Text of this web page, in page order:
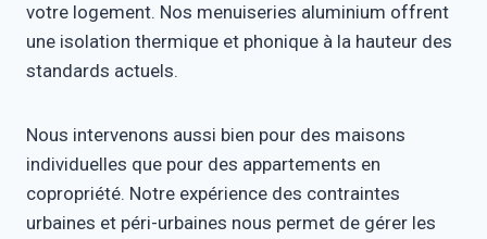
votre logement. Nos menuiseries aluminium offrent
une isolation thermique et phonique à la hauteur des
standards actuels.
Nous intervenons aussi bien pour des maisons
individuelles que pour des appartements en
copropriété. Notre expérience des contraintes
urbaines et péri-urbaines nous permet de gérer les